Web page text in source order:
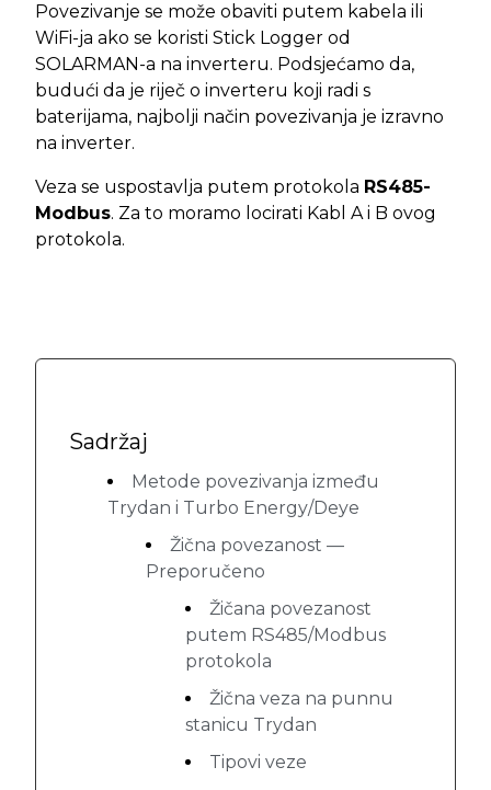
Povezivanje se može obaviti putem kabela ili
WiFi-ja ako se koristi Stick Logger od
SOLARMAN-a na inverteru. Podsjećamo da,
budući da je riječ o inverteru koji radi s
baterijama, najbolji način povezivanja je izravno
na inverter.
Veza se uspostavlja putem protokola RS485-
Modbus. Za to moramo locirati Kabl A i B ovog
protokola.
Sadržaj
Metode povezivanja između
Trydan i Turbo Energy/Deye
Žična povezanost —
Preporučeno
Žičana povezanost
putem RS485/Modbus
protokola
Žična veza na punnu
stanicu Trydan
Tipovi veze